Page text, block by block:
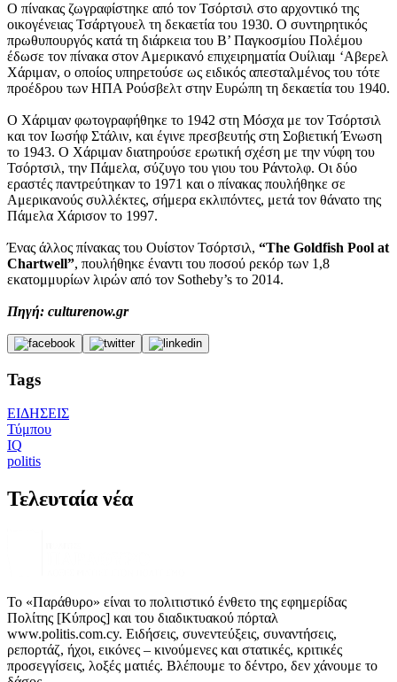
Ο πίνακας ζωγραφίστηκε από τον Τσόρτσιλ στο αρχοντικό της
οικογένειας Τσάρτγουελ τη δεκαετία του 1930. Ο συντηρητικός
πρωθυπουργός κατά τη διάρκεια του Β’ Παγκοσμίου Πολέμου
έδωσε τον πίνακα στον Αμερικανό επιχειρηματία Ουίλιαμ ‘Αβερελ
Χάριμαν, ο οποίος υπηρετούσε ως ειδικός απεσταλμένος του τότε
προέδρου των ΗΠΑ Ρούσβελτ στην Ευρώπη τη δεκαετία του 1940.
Ο Χάριμαν φωτογραφήθηκε το 1942 στη Μόσχα με τον Τσόρτσιλ
και τον Ιωσήφ Στάλιν, και έγινε πρεσβευτής στη Σοβιετική Ένωση
το 1943. Ο Χάριμαν διατηρούσε ερωτική σχέση με την νύφη του
Τσόρτσιλ, την Πάμελα, σύζυγο του γιου του Ράντολφ. Οι δύο
εραστές παντρεύτηκαν το 1971 και ο πίνακας πουλήθηκε σε
Αμερικανούς συλλέκτες, σήμερα εκλιπόντες, μετά τον θάνατο της
Πάμελα Χάρισον το 1997.
Ένας άλλος πίνακας του Ουίστον Τσόρτσιλ, “The Goldfish Pool at
Chartwell”, πουλήθηκε έναντι του ποσού ρεκόρ των 1,8
εκατομμυρίων λιρών από τον Sotheby’s το 2014.
Πηγή: culturenow.gr
Tags
ΕΙΔΗΣΕΙΣ
Τύμπου
IQ
politis
Τελευταία νέα
Το «Παράθυρο» είναι το πολιτιστικό ένθετο της εφημερίδας
Πολίτης [Κύπρος] και του διαδικτυακού πόρταλ
www.politis.com.cy. Ειδήσεις, συνεντεύξεις, συναντήσεις,
ρεπορτάζ, ήχοι, εικόνες – κινούμενες και στατικές, κριτικές
προσεγγίσεις, λοξές ματιές. Βλέπουμε το δέντρο, δεν χάνουμε το